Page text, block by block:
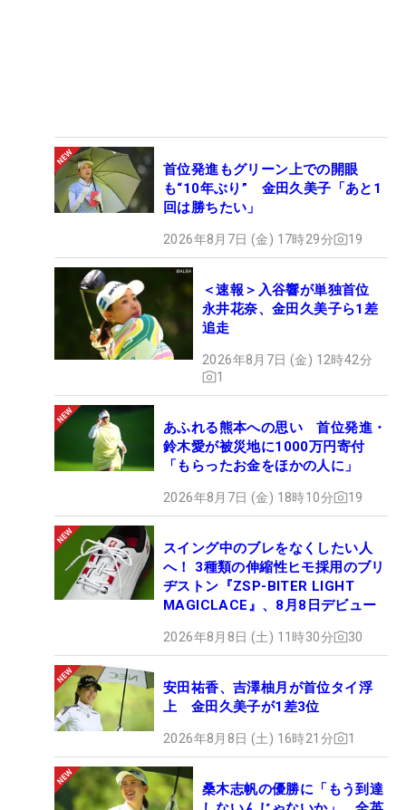
首位発進もグリーン上での開眼
も“10年ぶり” 金田久美子「あと1
回は勝ちたい」
2026年8月7日 (金) 17時29分 19
＜速報＞入谷響が単独首位
永井花奈、金田久美子ら1差
追走
2026年8月7日 (金) 12時42分
1
あふれる熊本への思い 首位発進・
鈴木愛が被災地に1000万円寄付
「もらったお金をほかの人に」
2026年8月7日 (金) 18時10分 19
スイング中のブレをなくしたい人
へ！ 3種類の伸縮性ヒモ採用のブリ
ヂストン『ZSP-BITER LIGHT
MAGICLACE』、8月8日デビュー
2026年8月8日 (土) 11時30分 30
安田祐香、吉澤柚月が首位タイ浮
上 金田久美子が1差3位
2026年8月8日 (土) 16時21分 1
桑木志帆の優勝に「もう到達